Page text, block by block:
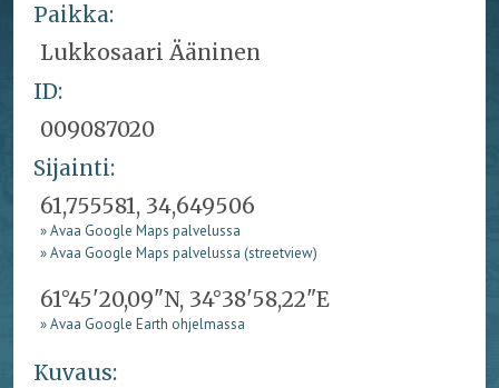
Paikka:
Lukkosaari Ääninen
ID:
009087020
Sijainti:
61,755581, 34,649506
» Avaa Google Maps palvelussa
» Avaa Google Maps palvelussa (streetview)
61°45'20,09"N, 34°38'58,22"E
» Avaa Google Earth ohjelmassa
Kuvaus: